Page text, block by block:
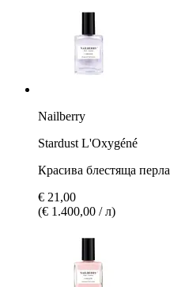
Nailberry
Stardust L'Oxygéné
Красива блестяща перла
€ 21,00
(€ 1.400,00 / л)